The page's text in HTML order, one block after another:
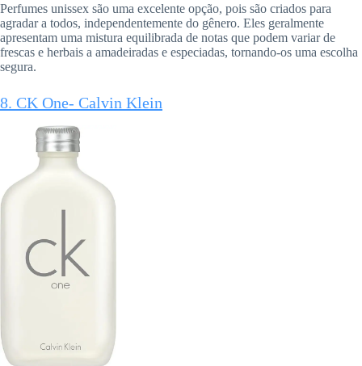
Perfumes unissex são uma excelente opção, pois são criados para
agradar a todos, independentemente do gênero. Eles geralmente
apresentam uma mistura equilibrada de notas que podem variar de
frescas e herbais a amadeiradas e especiadas, tornando-os uma escolha
segura.
8. CK One- Calvin Klein